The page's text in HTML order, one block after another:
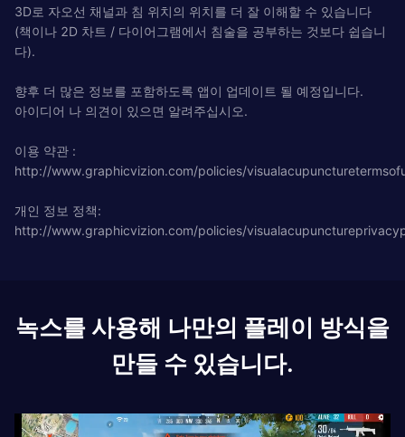
3D로 자오선 채널과 침 위치의 위치를 ​​더 잘 이해할 수 있습니다
(책이나 2D 차트 / 다이어그램에서 침술을 공부하는 것보다 쉽습니
다).
향후 더 많은 정보를 포함하도록 앱이 업데이트 될 예정입니다.
아이디어 나 의견이 있으면 알려주십시오.
이용 약관 :
http://www.graphicvizion.com/policies/
개인 정보 정책:
http://www.graphicvizion.com/policies/
녹스를 사용해 나만의 플레이 방식을
만들 수 있습니다.